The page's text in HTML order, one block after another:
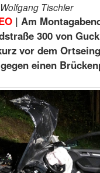
Tischler
| Am
300 von
vor dem
einen